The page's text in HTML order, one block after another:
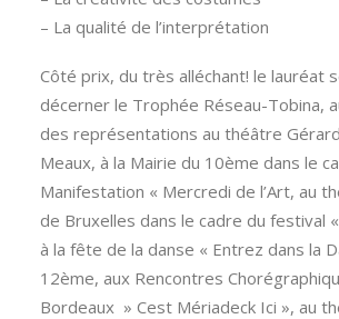
– La qualité de l’interprétation
Côté prix, du très alléchant! le lauréat
décerner le Trophée Réseau-Tobina,
des représentations au théâtre
Meaux, à la Mairie du 10ème dans le
Manifestation « Mercredi de l’Art, au
de Bruxelles dans le cadre du festival
à la fête de la danse « Entrez dans la
12ème, aux Rencontres
Bordeaux » Cest Mériadeck Ici », au